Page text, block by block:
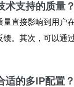
术支持的质量？
量直接影响到用户
馈。其次，可以通
适的多IP配置？